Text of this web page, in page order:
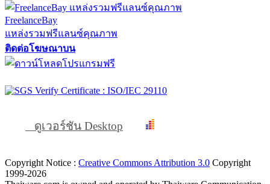
FreelanceBay
แหล่งรวมฟรีแลนซ์คุณภาพ
ติดต่อโฆษณาบน
ดูเวอร์ชัน Desktop
Copyright Notice : Creative Commons Attribution 3.0 Copyright
1999-2026